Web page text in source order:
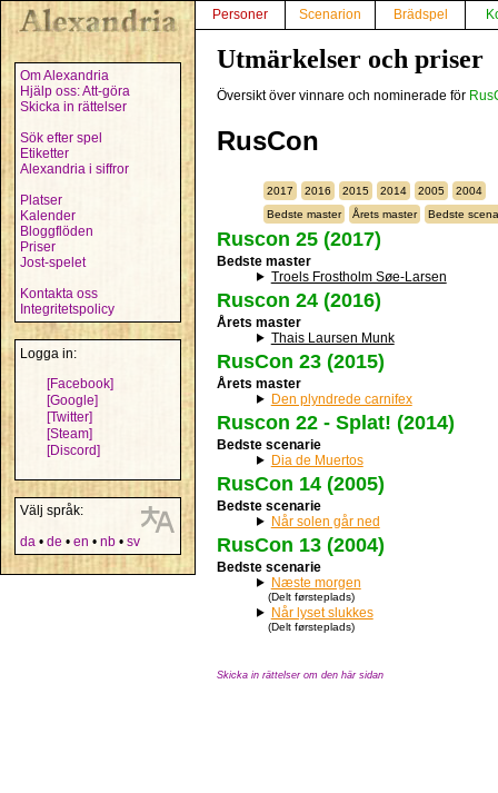
Om Alexandria
Hjälp oss: Att-göra
Skicka in rättelser
Sök efter spel
Etiketter
Alexandria i siffror
Platser
Kalender
Bloggflöden
Priser
Jost-spelet
Kontakta oss
Integritetspolicy
Logga in:
[Facebook]
[Google]
[Twitter]
[Steam]
[Discord]
Välj språk:
da • de • en • nb • sv
Personer Scenarion Brädspel
Utmärkelser och priser
Översikt över vinnare och nominerade för
RusCon
2017 2016 2015 2014 2005
2004
Bedste master
Årets master Bedste
Ruscon 25 (2017)
Bedste master
Troels Frostholm Søe-Larsen
Ruscon 24 (2016)
Årets master
Thais Laursen Munk
RusCon 23 (2015)
Årets master
Den plyndrede carnifex
Ruscon 22 - Splat! (2014)
Bedste scenarie
Dia de Muertos
RusCon 14 (2005)
Bedste scenarie
Når solen går ned
RusCon 13 (2004)
Bedste scenarie
Næste morgen
(Delt førsteplads)
Når lyset slukkes
(Delt førsteplads)
Skicka in rättelser om den här sidan